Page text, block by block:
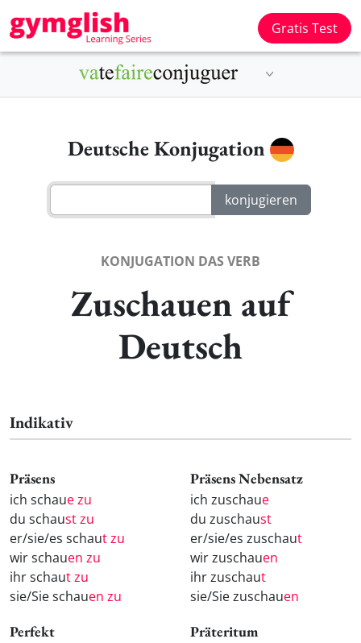
Gratis Test
Deutsche Konjugation
KONJUGATION DAS VERB
Zuschauen auf
Deutsch
Indikativ
Präsens
ich schaue zu
du schaust zu
er/sie/es schaut zu
wir schauen zu
ihr schaut zu
sie/Sie schauen zu
Präsens Nebensatz
ich zuschaue
du zuschaust
er/sie/es zuschaut
wir zuschauen
ihr zuschaut
sie/Sie zuschauen
Perfekt Präteritum